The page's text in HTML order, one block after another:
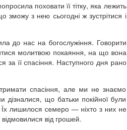
поховати її тітку, яка лежить
з нею сьогодні ж зустрітися і
до нас на богослужіння. Говорити
молитвою покаяння, на що вона
її спасіння. Наступного дня рано
спасіння, але ми не знаємо
що батьки покійної були
Їх лишилося семеро — ніхто з них не
від грошей.